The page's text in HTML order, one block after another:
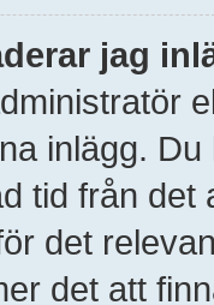
jag
inlägg.
tid från
det
det att